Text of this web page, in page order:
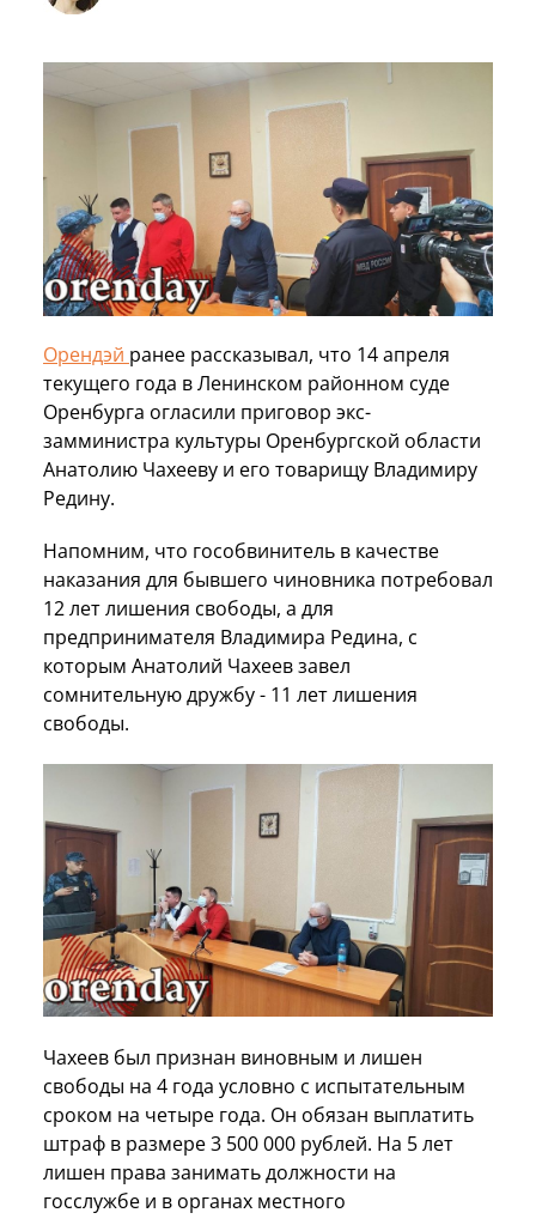
Орендэй ранее рассказывал, что 14 апреля
текущего года в Ленинском районном суде
Оренбурга огласили приговор экс-
замминистра культуры Оренбургской области
Анатолию Чахееву и его товарищу Владимиру
Редину.
Напомним, что гособвинитель в качестве
наказания для бывшего чиновника потребовал
12 лет лишения свободы, а для
предпринимателя Владимира Редина, с
которым Анатолий Чахеев завел
сомнительную дружбу - 11 лет лишения
свободы.
Чахеев был признан виновным и лишен
свободы на 4 года условно с испытательным
сроком на четыре года. Он обязан выплатить
штраф в размере 3 500 000 рублей. На 5 лет
лишен права занимать должности на
госслужбе и в органах местного